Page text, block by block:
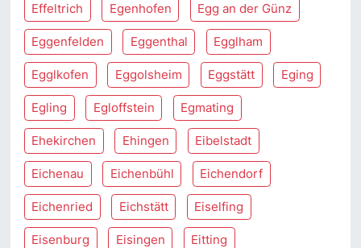
Effeltrich Egenhofen Egg an der Günz
Eggenfelden Eggenthal Egglham
Egglkofen Eggolsheim Eggstätt Eging
Egling Egloffstein Egmating
Ehekirchen Ehingen Eibelstadt
Eichenau Eichenbühl Eichendorf
Eichenried Eichstätt Eiselfing
Eisenburg Eisingen Eitting